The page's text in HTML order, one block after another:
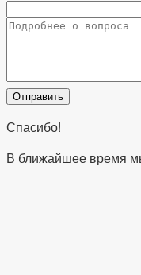
Спасибо!
В ближайшее время